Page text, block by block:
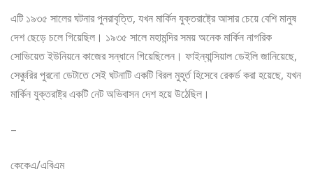
এটি ১৯৩৫ সালের ঘটনার পুনরাবৃত্তি, যখন মার্কিন যুক্তরাষ্ট্রে আসার চেয়ে বেশি মানুষ
দেশ ছেড়ে চলে গিয়েছিল। ১৯৩৫ সালে মহামন্দির সময় অনেক মার্কিন নাগরিক
সোভিয়েত ইউনিয়নে কাজের সন্ধানে গিয়েছিলেন। ফাইন্যান্সিয়াল ডেইলি জানিয়েছে,
সেঞ্চুরির পুরনো ডেটাতে সেই ঘটনাটি একটি বিরল মুহূর্ত হিসেবে রেকর্ড করা হয়েছে, যখন
মার্কিন যুক্তরাষ্ট্র একটি নেট অভিবাসন দেশ হয়ে উঠেছিল।
–
কেকেএ/এবিএম